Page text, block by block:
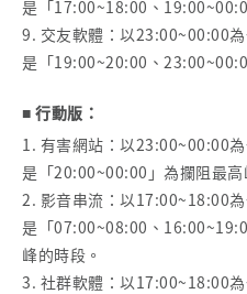
是「17:00~18:00、
9. 交友軟體：以23:00~00:00
是「19:00~20:00、
■ 行動版：
1. 有害網站：以23:00~00:00
是「20:00~00:00」為攔阻最高
2. 影音串流：以17:00~18:00
是「07:00~08:00、
峰的時段。
3. 社群軟體：以17:00~18:00